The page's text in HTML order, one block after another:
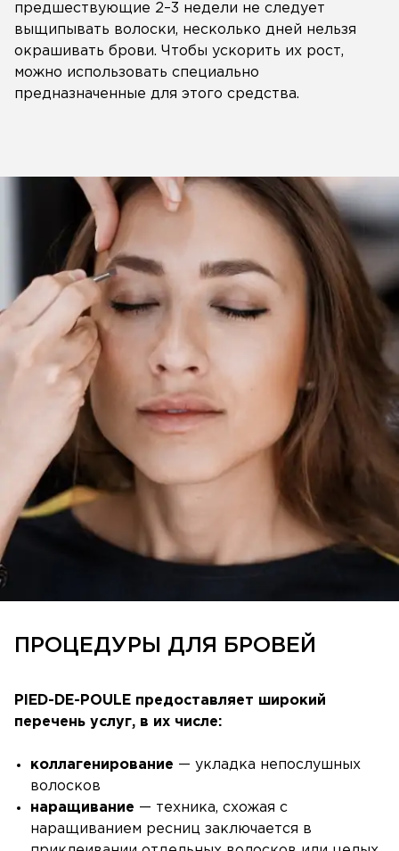
предшествующие 2–3 недели не следует
выщипывать волоски, несколько дней нельзя
окрашивать брови. Чтобы ускорить их рост,
можно использовать специально
предназначенные для этого средства.
ПРОЦЕДУРЫ ДЛЯ БРОВЕЙ
PIED-DE-POULE предоставляет широкий
перечень услуг, в их числе:
коллагенирование — укладка непослушных
волосков
наращивание — техника, схожая с
наращиванием ресниц заключается в